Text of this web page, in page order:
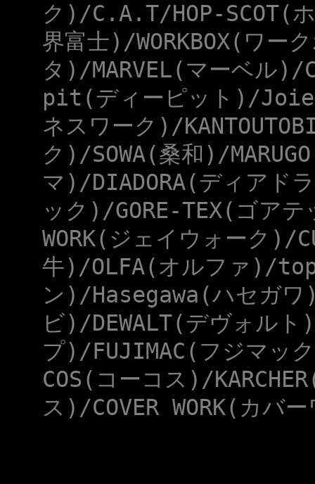
ク)/C.A.T/HOP-
界富士)/WORKBOX(ワ
タ)/MARVEL(マーベル
pit(ディーピット)/Joie(
ネスワーク)/
ク)/SOWA(桑和)/
マ)/DIADORA(ディアド
ック)/GORE-TEX(ゴア
WORK(ジェイウォーク)/
牛)/OLFA(オルファ)/
ン)/Hasegawa(ハセガ
ビ)/DEWALT(デヴォル
プ)/FUJIMAC(フジマッ
COS(コーコス)/
ス)/COVER WORK(カ